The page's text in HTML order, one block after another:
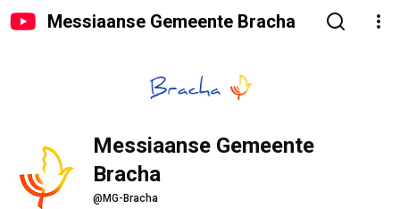
Messiaanse Gemeente Bracha
Messiaanse Gemeente
Bracha
@MG-Bracha